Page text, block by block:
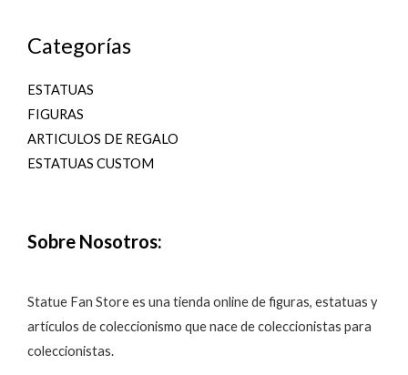
Categorías
ESTATUAS
FIGURAS
ARTICULOS DE REGALO
ESTATUAS CUSTOM
Sobre Nosotros:
Statue Fan Store es una tienda online de figuras, estatuas y
artículos de coleccionismo que nace de coleccionistas para
coleccionistas.